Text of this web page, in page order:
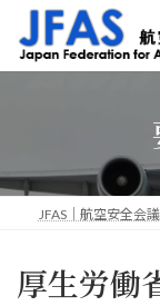
ン
ッ
ー
移
JFAS｜航空安全会議
厚生労働